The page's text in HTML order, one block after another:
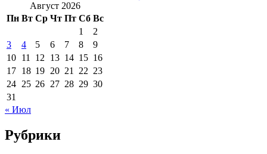
Август 2026
Пн Вт Ср Чт Пт Сб Вс
1
2
3
4 5 6 7 8
9
10 11 12 13 14 15 16
17 18 19 20 21 22 23
24 25 26 27 28 29 30
31
« Июл
Рубрики